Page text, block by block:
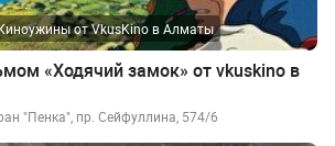
от VkusKino в Алматы
«Ходячий замок» от vkuskino в
"Пенка", пр. Сейфуллина, 574/6